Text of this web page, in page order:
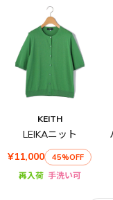
KEITH
LEIKAニット
¥11,000
45%OFF
再入荷 手洗い可